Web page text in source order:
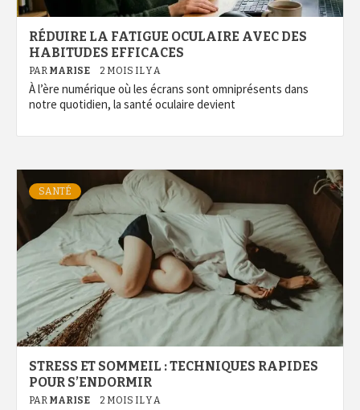
RÉDUIRE LA FATIGUE OCULAIRE AVEC DES
HABITUDES EFFICACES
PAR MARISE 2 MOIS IL Y A
À l’ère numérique où les écrans sont omniprésents dans
notre quotidien, la santé oculaire devient
SANTÉ
STRESS ET SOMMEIL : TECHNIQUES RAPIDES
POUR S’ENDORMIR
PAR MARISE 2 MOIS IL Y A